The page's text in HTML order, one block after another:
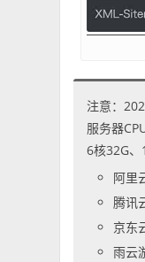
注意：
服务器
6核32G、
阿里
腾讯
京东
雨云